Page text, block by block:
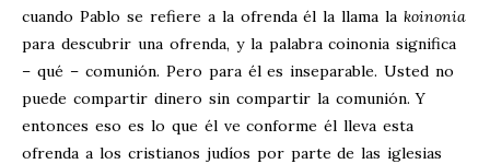
cuando Pablo se refiere a la ofrenda él la llama lakoinonia
para descubrir una ofrenda, y la palabra coinonia significa
– qué – comunión. Pero para él es inseparable. Usted no
puede compartir dinero sin compartir la comunión. Y
entonces eso es lo que él ve conforme él lleva esta
ofrenda a los cristianos judíos por parte de las iglesias